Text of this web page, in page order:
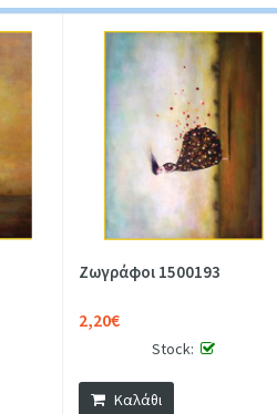
Ζωγράφοι 1500193
2,20€
Stock:
Καλάθι